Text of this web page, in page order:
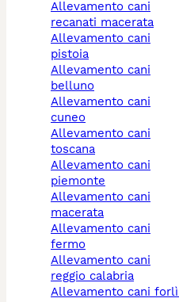
allevamento cani
recanati macerata
allevamento cani
pistoia
allevamento cani
belluno
allevamento cani
cuneo
allevamento cani
toscana
allevamento cani
piemonte
allevamento cani
macerata
allevamento cani
fermo
allevamento cani
reggio calabria
allevamento cani forlì-